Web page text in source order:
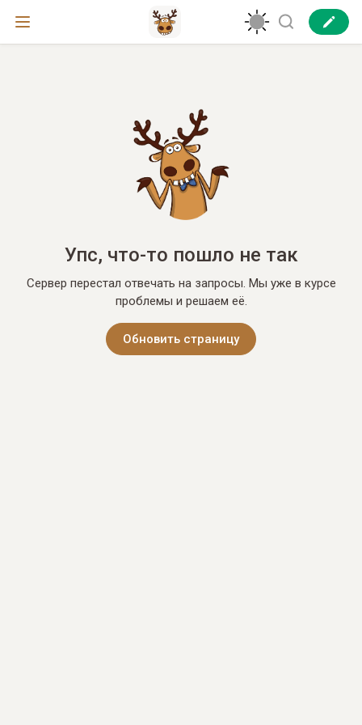
Упс, что-то пошло не так
Сервер перестал отвечать на запросы. Мы уже в курсе
проблемы и решаем её.
Обновить страницу